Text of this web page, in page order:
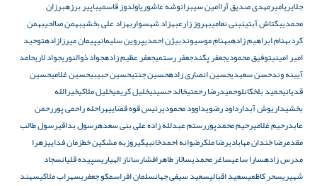
جلایریامیرمهدی صدیق آراامین سیبرانوشه عاشوریاولدوز قاسمیباپیر برزهبرزان
محمدیبکتاش آبتینبنی نعامیبهروز زارعبهزاد شهسواربهزاد علی بخشیبهمن صالحیبهمن
کردبهنام ابراهیم زادهبهنام موسیوندبیژن احمدیپروین سلیمانیپیمان میرزازادهتوحید
امیر امینیتوفیق محمودیجعفر پکندجعفر رستمیجعفر عظیم زادهجواد ذوالنوریجواد لاریحامد
آیینه وندحسن سعیدیحسین انصاری زادهحسین جنتیحسین حبیبیحسین غلامیحسین
قدیانیحمید بلخکانلوحمیدرضا رحمتیخالد حسینیخلیل کریمیخلیل ملاکیخیرالله
بخشیداریوش آبدارداود رضویداوود محمودیرئیس قوه قضاییهراحله راحمی پوررحمن
عابدرحیم غلامیرحیم محمدپوررستم عبدلله زاده علی بنی سعدهرسول بداقیرسول طالب
مقدمرضا خندان مهابادیرضا ملکرضوانه احمدخانبیگیروزبه مشکین خطزمان فداییزهرا
مدرس زادهسارا ساعیساغر محمدیسالار طاهرافشارساناز الهیاریسپیده قلیانسجاد
شهیریسحر کاظمیسعید اقبالیسعید سیفی جهانسلمان افراسمکو جعفریسهراب ملاکیسهند